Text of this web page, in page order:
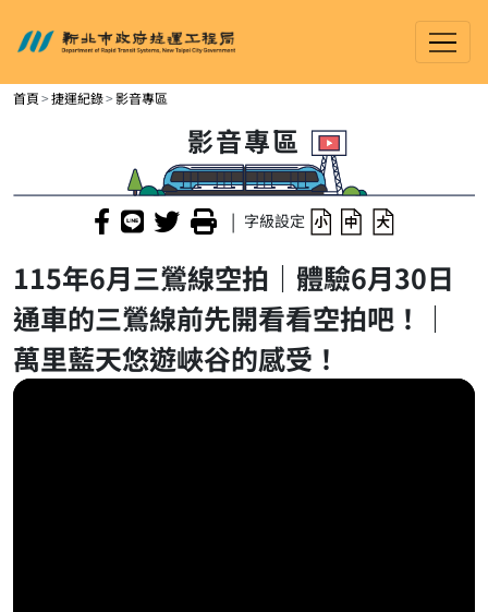
進入內容區塊
新北市政府捷運工程局
首頁 捷運紀錄 影音專區
影音專區
| 字級設定
115年6月三鶯線空拍｜體驗6月30日
通車的三鶯線前先開看看空拍吧！｜
萬里藍天悠遊峽谷的感受！